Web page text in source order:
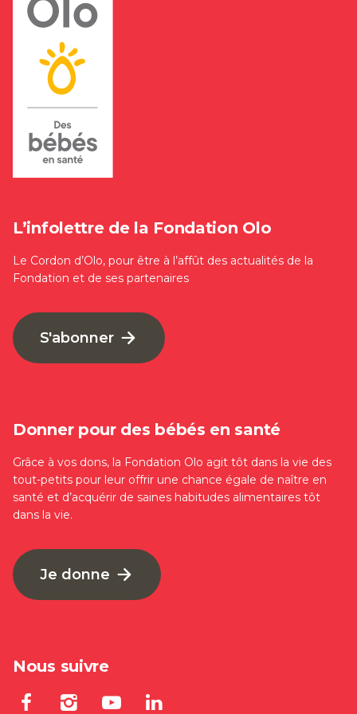
L’infolettre de la Fondation Olo
Le Cordon d’Olo, pour être à l’affût des actualités de la
Fondation et de ses partenaires
S'abonner
Donner pour des bébés en santé
Grâce à vos dons, la Fondation Olo agit tôt dans la vie des
tout-petits pour leur offrir une chance égale de naître en
santé et d’acquérir de saines habitudes alimentaires tôt
dans la vie.
Je donne
Nous suivre
Lien externe au site. S'ouvre
Lien externe au site.
Lien externe au site.